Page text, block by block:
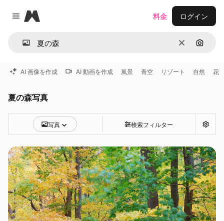
Close menu
Magnific
消去 画像で
料金 ログイン
AI 画像を作成 AI 動画を作成 風景 青空 リゾート 自然 花
夏の森写真
写真 検索フィルター